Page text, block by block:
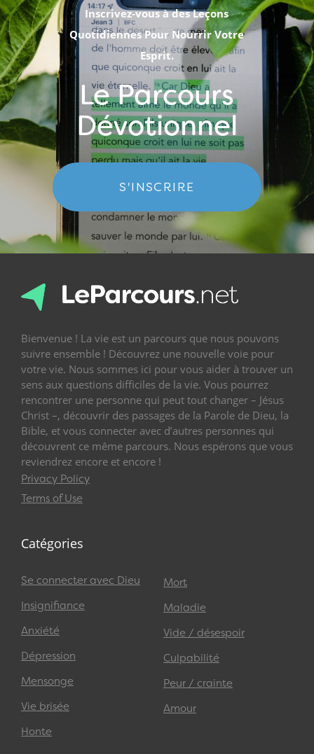
Inscrivez-vous à des Leçons
Quotidiennes Pour Nourrir Votre
Esprit.
Le Parcours
Dévotionnel
S'INSCRIRE
Bienvenue ! La vie est un parcours que nous pouvons
suivre ensemble ! Découvrez une nouvelle voie pour
votre vie. Nous sommes ici pour vous aider à trouver un
sens aux questions difficiles de la vie. Vous pourrez
rencontrer une personne qui peut tout changer – Jésus
Christ –, découvrir des passages de la Parole de Dieu, la
Bible, et vous connecter avec d’autres personnes qui
découvrent ce même parcours. Nous espérons que vous
reviendrez encore et encore !
Privacy Policy
Terms of Use
Catégories
Se connecter avec Dieu
Insignifiance
Anxiété
Dépression
Mensonge
Vie brisée
Honte
Mort
Maladie
Vide / désespoir
Culpabilité
Peur / crainte
Amour